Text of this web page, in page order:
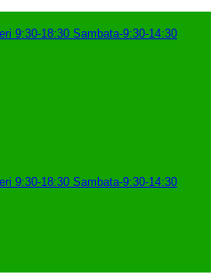
9:30-18:30 Sambata-9:30-14:30
9:30-18:30 Sambata-9:30-14:30